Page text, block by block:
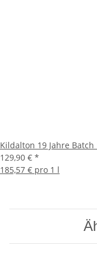
Kildalton 19 Jahre Batch
129,90 € *
185,57 € pro 1 l